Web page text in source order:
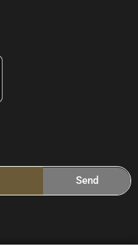
Send